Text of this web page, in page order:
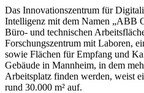
Das Innovationszentrum für
Intelligenz mit dem Namen „ABB
Büro- und technischen
Forschungszentrum mit Laboren,
sowie Flächen für Empfang und
Gebäude in Mannheim, in dem
Arbeitsplatz finden werden, weist
rund 30.000 m² auf.